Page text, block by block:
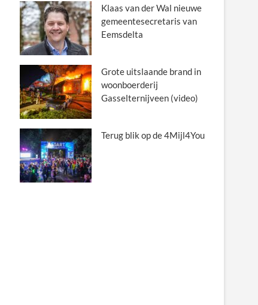
Klaas van der Wal nieuwe
gemeentesecretaris van
Eemsdelta
Grote uitslaande brand in
woonboerderij
Gasselternijveen (video)
Terug blik op de 4Mijl4You